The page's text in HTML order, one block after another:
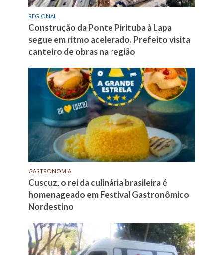
REGIONAL
Construção da Ponte Pirituba à Lapa
segue em ritmo acelerado. Prefeito visita
canteiro de obras na região
GASTRONOMIA
Cuscuz, o rei da culinária brasileira é
homenageado em Festival Gastronômico
Nordestino